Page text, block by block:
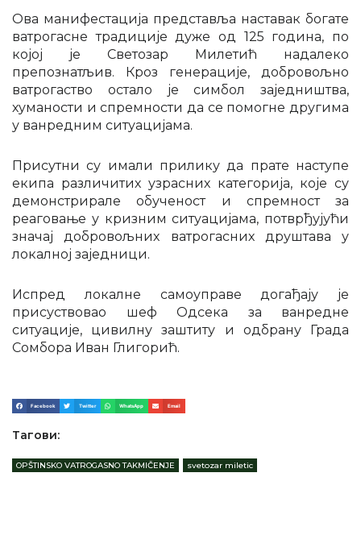
Ова манифестација представља наставак богате
ватрогасне традиције дуже од 125 година, по
којој је Светозар Милетић надалеко
препознатљив. Кроз генерације, добровољно
ватрогаство остало је симбол заједништва,
хуманости и спремности да се помогне другима
у ванредним ситуацијама.
Присутни су имали прилику да прате наступе
екипа различитих узрасних категорија, које су
демонстрирале обученост и спремност за
реаговање у кризним ситуацијама, потврђујући
значај добровољних ватрогасних друштава у
локалној заједници.
Испред локалне самоуправе догађају је
присуствовао шеф Одсека за ванредне
ситуације, цивилну заштиту и одбрану Града
Сомбора Иван Глигорић.
Facebook Twitter WhatsApp Email
Тагови:
OPŠTINSKO VATROGASNO TAKMIČENJE svetozar miletic